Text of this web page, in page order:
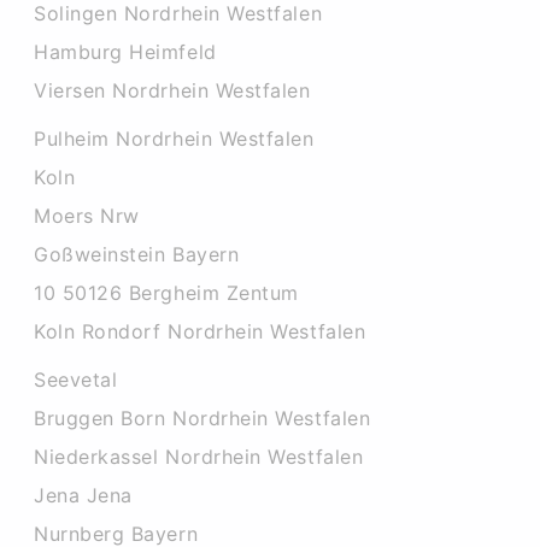
Solingen Nordrhein Westfalen
Hamburg Heimfeld
Viersen Nordrhein Westfalen
Pulheim Nordrhein Westfalen
Koln
Moers Nrw
Goßweinstein Bayern
10 50126 Bergheim Zentum
Koln Rondorf Nordrhein Westfalen
Seevetal
Bruggen Born Nordrhein Westfalen
Niederkassel Nordrhein Westfalen
Jena Jena
Nurnberg Bayern